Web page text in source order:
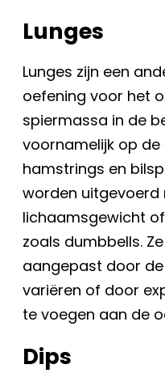
Lunges
Lunges zijn een
oefening voor het
spiermassa in de
voornamelijk op
hamstrings en
worden uitgevoerd
lichaamsgewicht
zoals dumbbells.
aangepast door
variëren of door
te voegen aan de
Dips